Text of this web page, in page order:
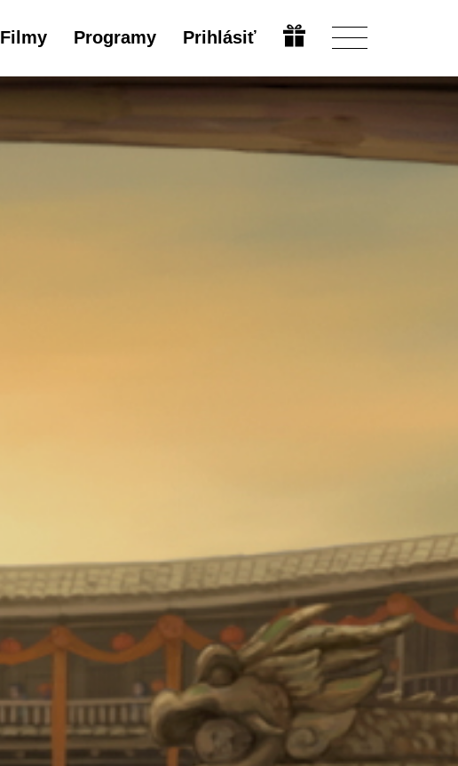
Filmy Programy Prihlásiť